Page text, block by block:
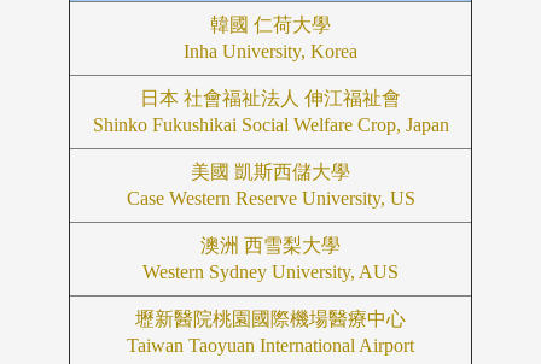
韓國 仁荷大學
Inha University, Korea
日本 社會福祉法人 伸江福祉會
Shinko Fukushikai Social Welfare Crop, Japan
美國 凱斯西儲大學
Case Western Reserve University, US
澳洲 西雪梨大學
Western Sydney University, AUS
壢新醫院桃園國際機場醫療中心
Taiwan Taoyuan International Airport